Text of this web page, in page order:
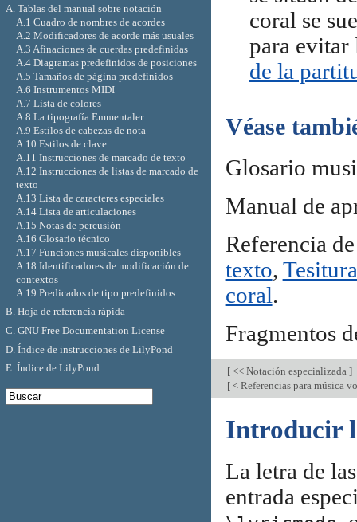
coral se
para evitar
de la
Véase
Glosario
Manual de
Referencia
texto, Tesitura
coral.
Fragmentos
[<< Notación especializada ]
[< Referencias para música
Introducir
La letra de
entrada
A. Tablas del manual sobre notación
A.1 Cuadro de nombres de acordes
A.2 Modificadores de acorde más usuales
A.3 Afinaciones de cuerdas predefinidas
A.4 Diagramas predefinidos de posiciones
A.5 Tamaños de página predefinidos
A.6 Instrumentos MIDI
A.7 Lista de colores
A.8 La tipografía Emmentaler
A.9 Estilos de cabezas de nota
A.10 Estilos de clave
A.11 Instrucciones de marcado de texto
A.12 Instrucciones de listas de marcado de
texto
A.13 Lista de caracteres especiales
A.14 Lista de articulaciones
A.15 Notas de percusión
A.16 Glosario técnico
A.17 Funciones musicales disponibles
A.18 Identificadores de modificación de
contextos
A.19 Predicados de tipo predefinidos
B. Hoja de referencia rápida
C. GNU Free Documentation License
D. Índice de instrucciones de LilyPond
E. Índice de LilyPond